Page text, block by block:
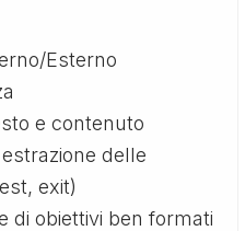
Esterno
e contenuto
delle
exit)
di obiettivi ben formati